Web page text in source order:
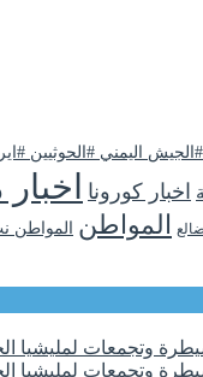
اليمني #الحوثيين
اخبار كورونا
المواطن المواطن